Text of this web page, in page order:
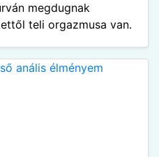
megdugnak
teli orgazmusa van.